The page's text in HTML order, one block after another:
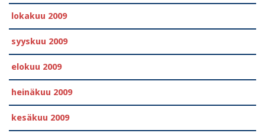
lokakuu 2009
syyskuu 2009
elokuu 2009
heinäkuu 2009
kesäkuu 2009